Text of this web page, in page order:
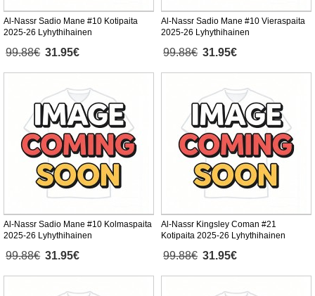
Al-Nassr Sadio Mane #10 Kotipaita
2025-26 Lyhythihainen
99.88€ 31.95€
Al-Nassr Sadio Mane #10 Vieraspaita
2025-26 Lyhythihainen
99.88€ 31.95€
Al-Nassr Sadio Mane #10 Kolmaspaita
2025-26 Lyhythihainen
99.88€ 31.95€
Al-Nassr Kingsley Coman #21
Kotipaita 2025-26 Lyhythihainen
99.88€ 31.95€